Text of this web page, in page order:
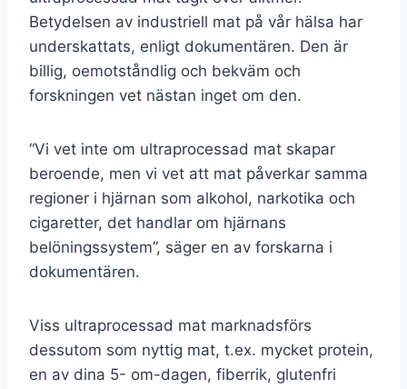
Betydelsen av industriell mat på vår hälsa har
underskattats, enligt dokumentären. Den är
billig, oemotståndlig och bekväm och
forskningen vet nästan inget om den.
“Vi vet inte om ultraprocessad mat skapar
beroende, men vi vet att mat påverkar samma
regioner i hjärnan som alkohol, narkotika och
cigaretter, det handlar om hjärnans
belöningssystem”, säger en av forskarna i
dokumentären.
Viss ultraprocessad mat marknadsförs
dessutom som nyttig mat, t.ex. mycket protein,
en av dina 5- om-dagen, fiberrik, glutenfri